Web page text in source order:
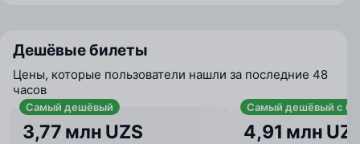
Дешёвые билеты
Цены, которые пользователи нашли за последние 48
часов
Самый дешёвый
3,77 млн UZS
Самый дешёвый с
4,91 млн